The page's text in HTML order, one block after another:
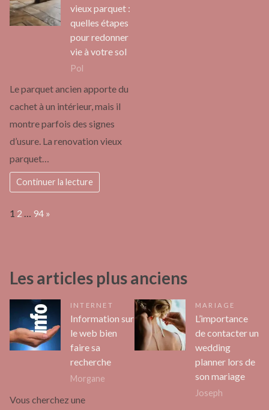
vieux parquet :
quelles étapes
pour redonner
vie à votre sol
Pol
Le parquet ancien apporte du
cachet à un intérieur, mais il
montre parfois des signes
d’usure. La renovation vieux
parquet…
Continuer la lecture
Page:
1 2 94 Next
»
Les articles plus anciens
INTERNET
Information sur
le web bien
faire sa
recherche
Morgane
Vous cherchez une
MARIAGE
L’importance
de contacter un
wedding
planner lors de
son mariage
Joseph